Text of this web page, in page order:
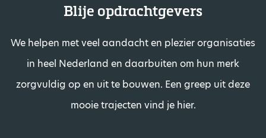
Blije opdrachtgevers
We helpen met veel aandacht en plezier organisaties
in heel Nederland en daarbuiten om hun merk
zorgvuldig op en uit te bouwen. Een greep uit deze
mooie trajecten vind je hier.